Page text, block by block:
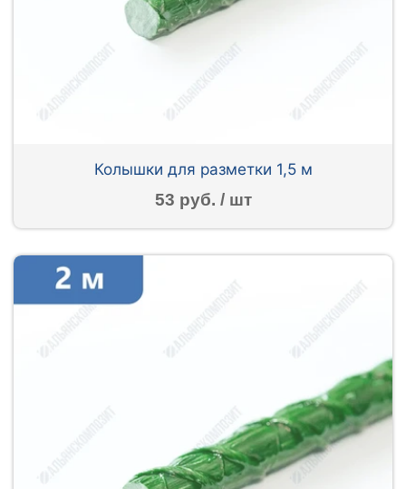
Колышки для разметки 1,5 м
53 руб. / шт